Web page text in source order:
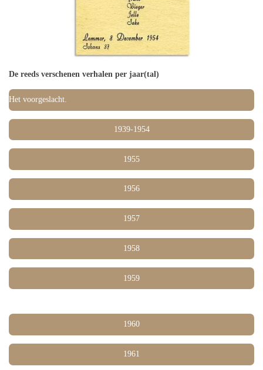
De reeds verschenen verhalen per jaar(tal)
Het voorgeslacht.
1939-1954
1955
1956
1957
1958
1959
1960
1961